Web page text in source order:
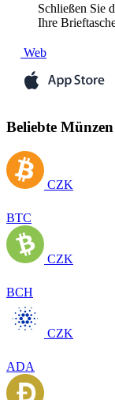
Schließen Sie
Ihre
Web
Beliebte
CZK
BTC
CZK
BCH
CZK
ADA